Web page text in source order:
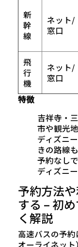
新
幹
線
ネット/
窓口
飛
行
機
ネット/
窓口
特徴
吉祥寺・
市や観光
ディズニ
きの路線
予約なし
ディズニ
予約方法
する – 初
く解説
高速バスの予